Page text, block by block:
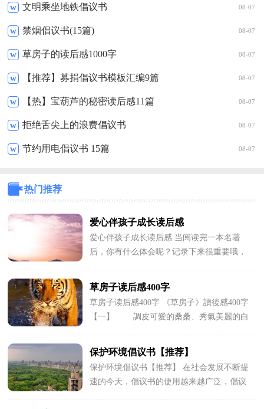
w 文明乘坐地铁倡议书 08-07
w 禁烟倡议书(15篇) 08-07
w 草房子的读后感1000字 08-07
w 【推荐】募捐倡议书模板汇编9篇 08-07
w 【热】宝葫芦的秘密读后感11篇 08-07
w 拒绝舌尖上的浪费倡议书 08-07
w 节约用电倡议书 15篇 08-07
热门推荐
爱心伴孩子成长读后感
爱心伴孩子成长读后感 当阅读完一本名著
后，你有什么体会呢？记录下来很重要哦，
么...
草房子读后感400字
草房子读后感400字 《草房子》讀後感400字
【一】 調皮可愛的桑桑、秀氣美麗的白
保护环境倡议书【推荐】
保护环境倡议书【推荐】 在社会发展不断提
速的今天，倡议书的使用越来越广泛，倡议